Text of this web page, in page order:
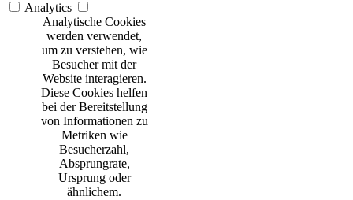
Analytics
Analytische Cookies
werden verwendet,
um zu verstehen, wie
Besucher mit der
Website interagieren.
Diese Cookies helfen
bei der Bereitstellung
von Informationen zu
Metriken wie
Besucherzahl,
Absprungrate,
Ursprung oder
ähnlichem.